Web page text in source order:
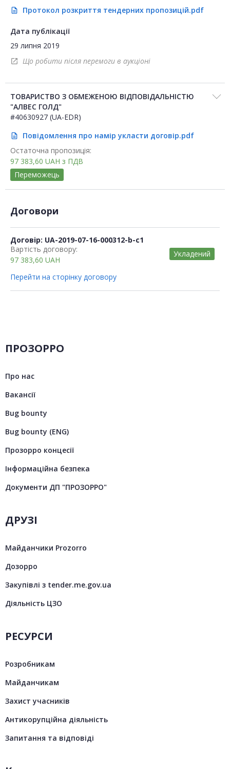
description Протокол розкриття тендерних пропозицій.pdf
Дата публікації
29 липня 2019
open_in_new Що робити після перемоги в аукціоні
ТОВАРИСТВО З ОБМЕЖЕНОЮ ВІДПОВІДАЛЬНІСТЮ
"АЛВЕС ГОЛД"
#40630927 (UA-EDR)
description
Повідомлення про намір укласти договір.pdf
Остаточна пропозиція:
97 383,60 UAH з ПДВ
Переможець
Договори
Договір: UA-2019-07-16-000312-b-c1
Вартість договору:
97 383,60 UAH
Укладений
Перейти на сторінку договору
ПРОЗОРРО
Про нас
Вакансії
Bug bounty
Bug bounty (ENG)
Прозорро концесії
Інформаційна безпека
Документи ДП "ПРОЗОРРО"
ДРУЗІ
Майданчики Prozorro
Дозорро
Закупівлі з tender.me.gov.ua
Діяльність ЦЗО
РЕСУРСИ
Розробникам
Майданчикам
Захист учасників
Антикорупційна діяльність
Запитання та відповіді